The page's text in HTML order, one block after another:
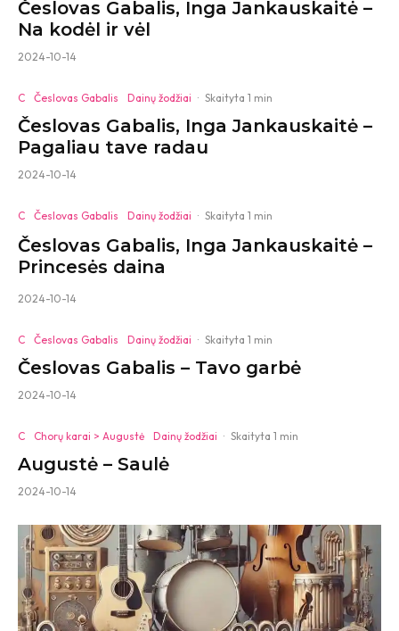
Česlovas Gabalis, Inga Jankauskaitė –
Na kodėl ir vėl
2024-10-14
C Česlovas Gabalis Dainų žodžiai · Skaityta 1 min
Česlovas Gabalis, Inga Jankauskaitė –
Pagaliau tave radau
2024-10-14
C Česlovas Gabalis Dainų žodžiai · Skaityta 1 min
Česlovas Gabalis, Inga Jankauskaitė –
Princesės daina
2024-10-14
C Česlovas Gabalis Dainų žodžiai · Skaityta 1 min
Česlovas Gabalis – Tavo garbė
2024-10-14
C Chorų karai > Augustė Dainų žodžiai · Skaityta 1 min
Augustė – Saulė
2024-10-14